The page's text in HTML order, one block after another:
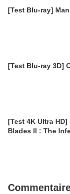
[Test Blu-ray]
[Test Blu-ray 3D]
[Test 4K Ultra
Blades II : The